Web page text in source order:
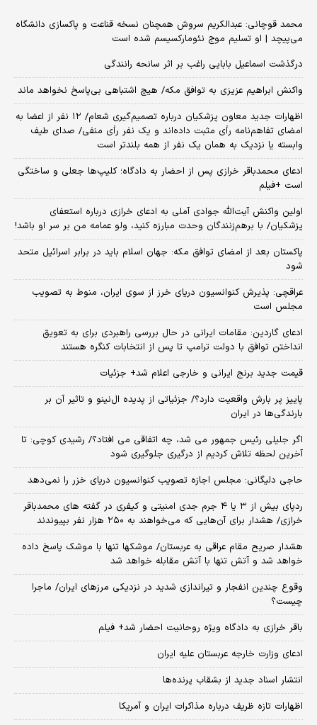
محمد قوچانی: عبدالکریم سروش همچنان نسخه قناعت و پاکسازی دانشگاه
می‌پیچد | او تسلیم موج نئومارکسیسم شده است
درگذشت اسماعیل بابایی راغب بر اثر سانحه رانندگی
واکنش ابراهیم عزیزی به توافق مکه/ هیچ اشتباهی بی‌پاسخ نخواهد ماند
اظهارات جدید معاون پزشکیان درباره تصمیم‌گیری شعام/ ۱۲ نفر از اعضا به
امضای تفاهم‌نامه رأی مثبت داده‌اند و یک نفر رأی منفی/ صدای طیف
وابسته یا نزدیک به همان یک نفر از همه بلندتر است
ادعای محمدباقر خرازی پس از احضار به دادگاه؛ کلیپ‌ها جعلی و ساختگی
است +فیلم
اولین واکنش آیت‌الله جوادی آملی به ادعای خرازی درباره استعفای
پزشکیان/ با برهم‌زنندگان وحدت مبارزه کنید، ولو عمامه من بر سر او باشد!
پاکستان بعد از امضای توافق مکه: جهان اسلام باید در برابر اسرائیل متحد
شود
عراقچی: پذیرش کنوانسیون دریای خرز از سوی ایران، منوط به تصویب
مجلس است
ادعای گاردین: مقامات ایرانی در حال بررسی راهبردی برای به تعویق
انداختن توافق با دولت ترامپ تا پس از انتخابات کنگره هستند
قیمت جدید برنج ایرانی و خارجی اعلام شد+ جزئیات
پاییز پر بارش واقعیت دارد؟/ جزئیاتی از پدیده ال‌نینو و تاثیر آن بر
بارندگی‌ها در ایران
اگر جلیلی رئیس جمهور می شد، چه اتفاقی می افتاد؟/ رشیدی کوچی: تا
آخرین لحظه تلاش کردیم از درگیری جلوگیری شود
حاجی دلیگانی: مجلس اجازه تصویب کنوانسیون دریای خزر را نمی‌دهد
ردپای بیش از ۳ یا ۴ جرم جدی امنیتی و کیفری در گفته های محمدباقر
خرازی/ هشدار برای آن‌هایی که می‌خواهند به ۲۵۰ هزار نفر بپیوندند
هشدار صریح مقام عراقی به عربستان/ موشکها تنها با موشک پاسخ داده
خواهد شد و آتش تنها با آتش مقابله خواهد شد
وقوع چندین انفجار و تیراندازی شدید در نزدیکی مرز‌های ایران/ ماجرا
چیست؟
باقر خرازی به دادگاه ویژه روحانیت احضار شد+ فیلم
ادعای وزارت خارجه عربستان علیه ایران
انتشار اسناد جدید از بشقاب پرنده‌ها
اظهارات تازه ظریف درباره مذاکرات ایران و آمریکا